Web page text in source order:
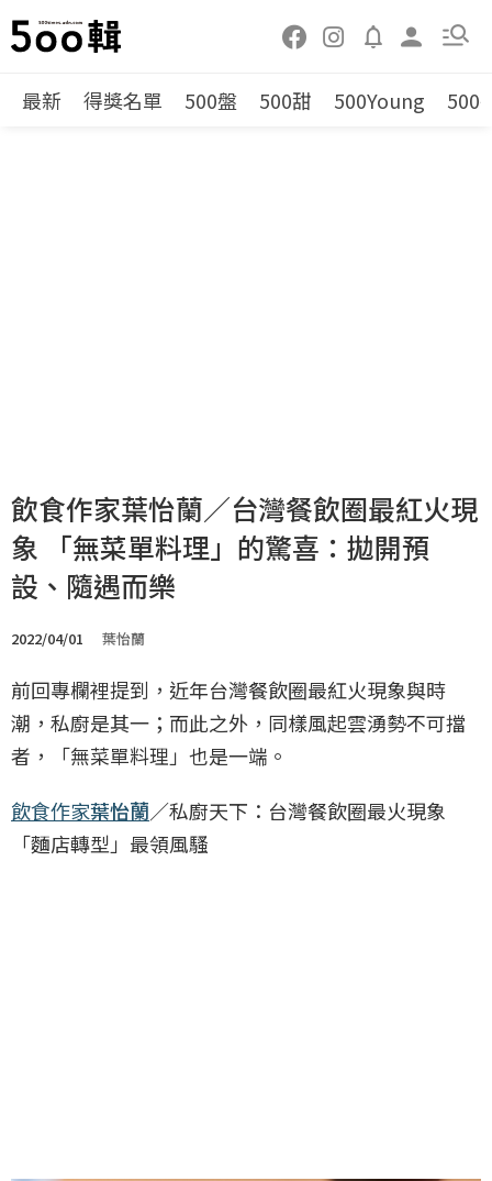
最新 得獎名單 500盤 500甜 500Young 500
飲食作家葉怡蘭／台灣餐飲圈最紅火現
象 「無菜單料理」的驚喜：拋開預
設、隨遇而樂
2022/04/01 葉怡蘭
前回專欄裡提到，近年台灣餐飲圈最紅火現象與時
潮，私廚是其一；而此之外，同樣風起雲湧勢不可擋
者，「無菜單料理」也是一端。
飲食作家葉怡蘭／私廚天下：台灣餐飲圈最火現象
「麵店轉型」最領風騷